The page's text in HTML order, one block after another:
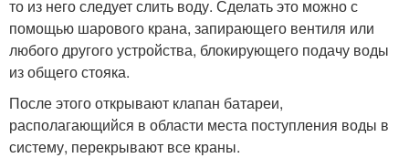
то из него следует слить воду. Сделать это можно с
помощью шарового крана, запирающего вентиля или
любого другого устройства, блокирующего подачу воды
из общего стояка.
После этого открывают клапан батареи,
располагающийся в области места поступления воды в
систему, перекрывают все краны.